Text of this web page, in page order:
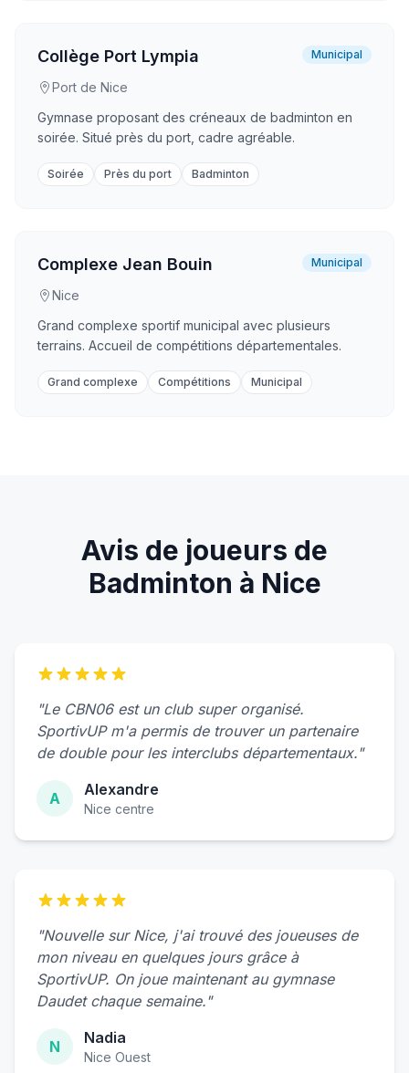
Collège Port Lympia Municipal
Port de Nice
Gymnase proposant des créneaux de badminton en
soirée. Situé près du port, cadre agréable.
Soirée Près du port Badminton
Complexe Jean Bouin Municipal
Nice
Grand complexe sportif municipal avec plusieurs
terrains. Accueil de compétitions départementales.
Grand complexe Compétitions Municipal
Avis de joueurs de
Badminton à Nice
"Le CBN06 est un club super organisé.
SportivUP m'a permis de trouver un partenaire
de double pour les interclubs départementaux."
A Alexandre
Nice centre
"Nouvelle sur Nice, j'ai trouvé des joueuses de
mon niveau en quelques jours grâce à
SportivUP. On joue maintenant au gymnase
Daudet chaque semaine."
N Nadia
Nice Ouest